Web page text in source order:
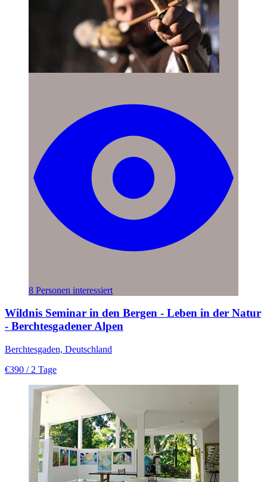
8 Personen interessiert
Wildnis Seminar in den Bergen - Leben in der Natur
- Berchtesgadener Alpen
Berchtesgaden, Deutschland
€390 / 2 Tage